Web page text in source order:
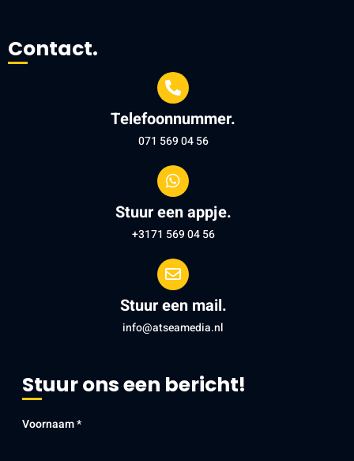
Contact.
Telefoonnummer.
071 569 04 56
Stuur een appje.
+3171 569 04 56
Stuur een mail.
info@atseamedia.nl
Stuur ons een bericht!
Voornaam *